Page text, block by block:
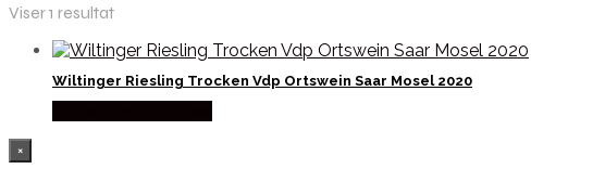
Viser 1 resultat
Wiltinger Riesling Trocken Vdp Ortswein Saar Mosel 2020
×